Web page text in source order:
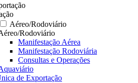
Aéreo/Rodoviário
Rodoviário
Manifestação Aérea
Manifestação Rodoviária
Consultas e Operações
de Exportação